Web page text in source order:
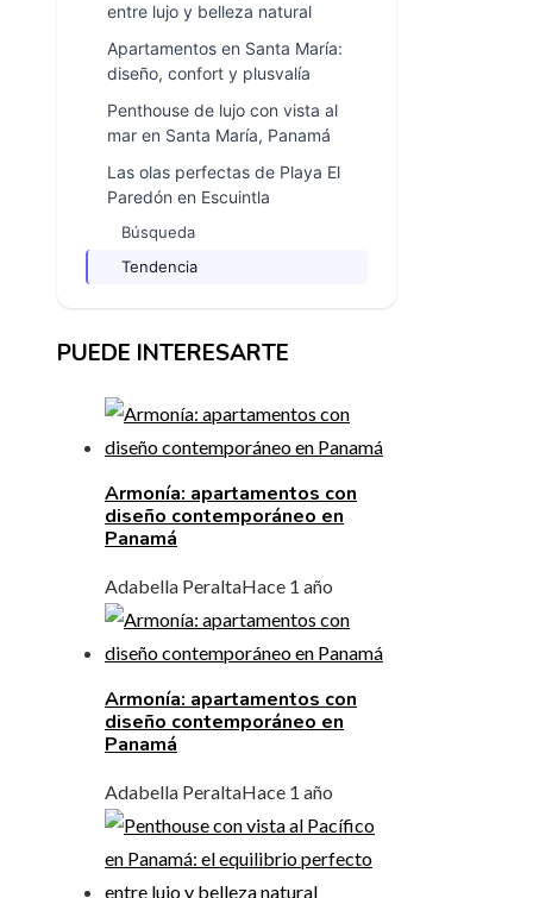
entre lujo y belleza natural
Apartamentos en Santa María:
diseño, confort y plusvalía
Penthouse de lujo con vista al
mar en Santa María, Panamá
Las olas perfectas de Playa El
Paredón en Escuintla
Búsqueda
Tendencia
PUEDE INTERESARTE
Armonía: apartamentos con
diseño contemporáneo en
Panamá
Adabella PeraltaHace 1 año
Armonía: apartamentos con
diseño contemporáneo en
Panamá
Adabella PeraltaHace 1 año